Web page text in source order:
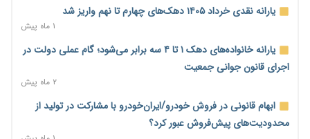
کنترل ترازنامه بانک‌ها؛ شمشیر دولبه مهار تورم و تأمین مالی تولید
جنگ با تورم از بانک‌ها و بودجه آغاز می‌شود؛ نسخه انضباط آهنین
برای اقتصاد
عینک گران‌تر شد؛ ارز و عوارض گمرکی قدرت خرید مردم را نشانه
رفت
یارانه نقدی خرداد ۱۴۰۵ دهک‌های چهارم تا نهم واریز شد
۱ ماه پیش
یارانه خانواده‌های دهک ۱ تا ۴ سه برابر می‌شود؛ گام عملی دولت در
اجرای قانون جوانی جمعیت
۲ ماه پیش
ابهام قانونی در فروش خودرو/ایران‌خودرو با مشارکت در تولید از
محدودیت‌های پیش‌فروش عبور کرد؟